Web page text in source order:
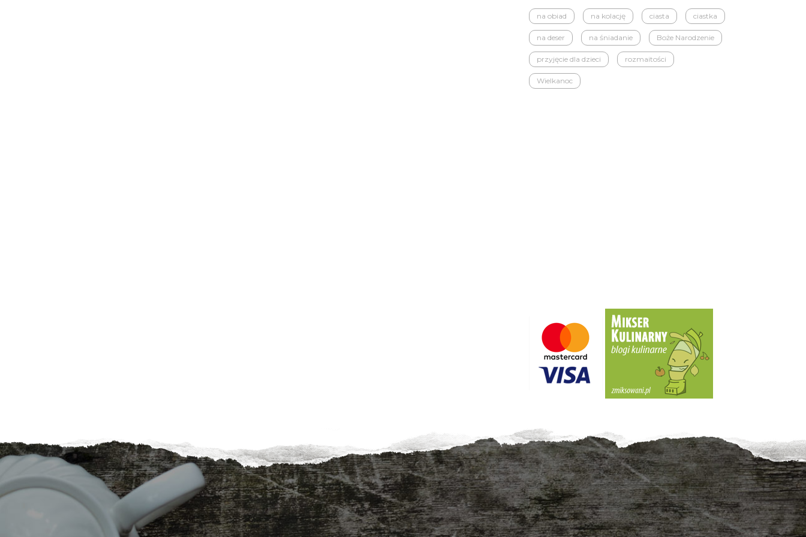
na obiad na kolację ciasta ciastka
na deser na śniadanie Boże Narodzenie
przyjęcie dla dzieci rozmaitości
Wielkanoc